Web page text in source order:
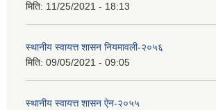
मिति: 11/25/2021 - 18:13
स्थानीय स्वायत्त शासन नियमावली-२०५६
मिति: 09/05/2021 - 09:05
स्थानीय स्वायत्त शासन ए‍ेन-२०५५